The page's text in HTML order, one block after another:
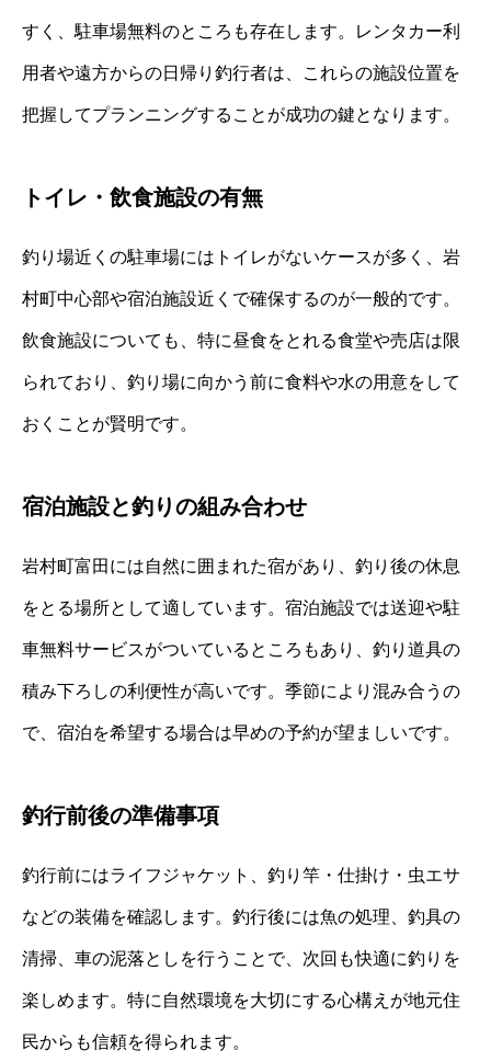
すく、駐車場無料のところも存在します。レンタカー利
用者や遠方からの日帰り釣行者は、これらの施設位置を
把握してプランニングすることが成功の鍵となります。
トイレ・飲食施設の有無
釣り場近くの駐車場にはトイレがないケースが多く、岩
村町中心部や宿泊施設近くで確保するのが一般的です。
飲食施設についても、特に昼食をとれる食堂や売店は限
られており、釣り場に向かう前に食料や水の用意をして
おくことが賢明です。
宿泊施設と釣りの組み合わせ
岩村町富田には自然に囲まれた宿があり、釣り後の休息
をとる場所として適しています。宿泊施設では送迎や駐
車無料サービスがついているところもあり、釣り道具の
積み下ろしの利便性が高いです。季節により混み合うの
で、宿泊を希望する場合は早めの予約が望ましいです。
釣行前後の準備事項
釣行前にはライフジャケット、釣り竿・仕掛け・虫エサ
などの装備を確認します。釣行後には魚の処理、釣具の
清掃、車の泥落としを行うことで、次回も快適に釣りを
楽しめます。特に自然環境を大切にする心構えが地元住
民からも信頼を得られます。